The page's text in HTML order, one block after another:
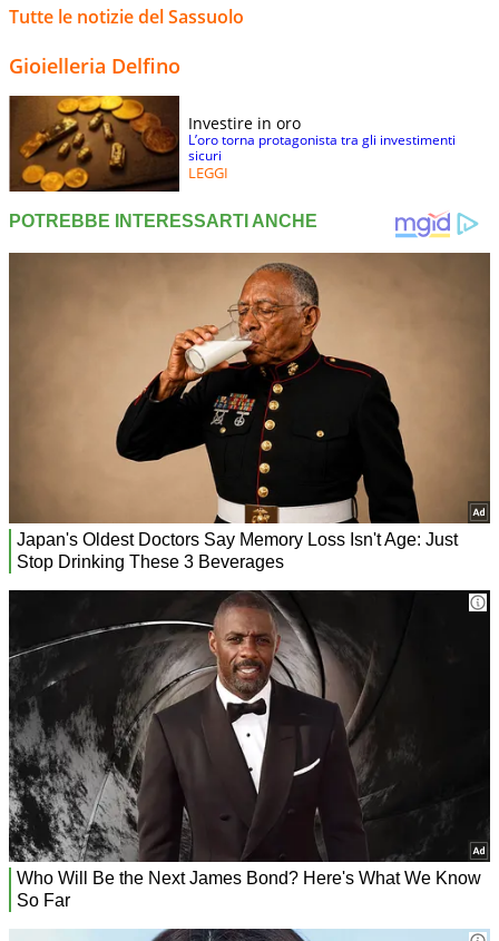
Tutte le notizie del Sassuolo
Gioielleria Delfino
Investire in oro
L’oro torna protagonista tra gli investimenti
sicuri
LEGGI